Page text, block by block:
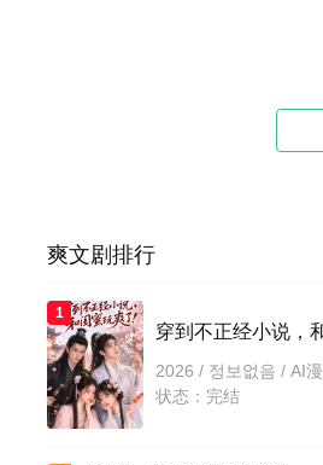
爽文剧排行
1
2026 / 정보없음 / AI漫
状态：完结